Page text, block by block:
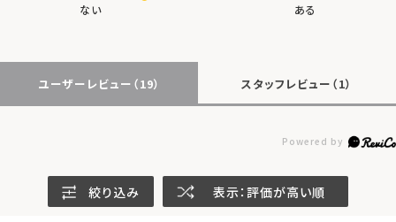
ない ある
ユーザーレビュー （19） スタッフレビュー （1）
絞り込み 表示：評価が高い順